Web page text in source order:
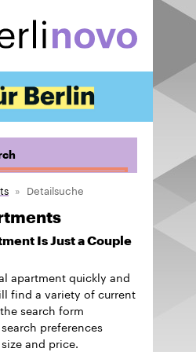
to
main
Detailsuche
Is Just a Couple
apartment quickly and
find a variety of current
search form
preferences
and price.